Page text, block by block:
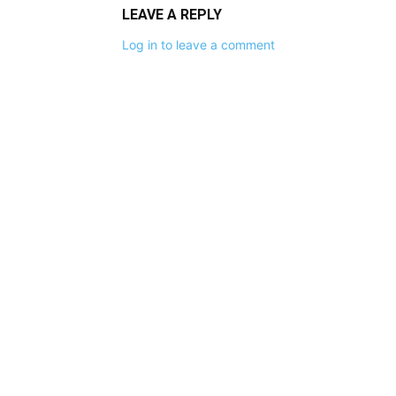
LEAVE A REPLY
Log in to leave a comment